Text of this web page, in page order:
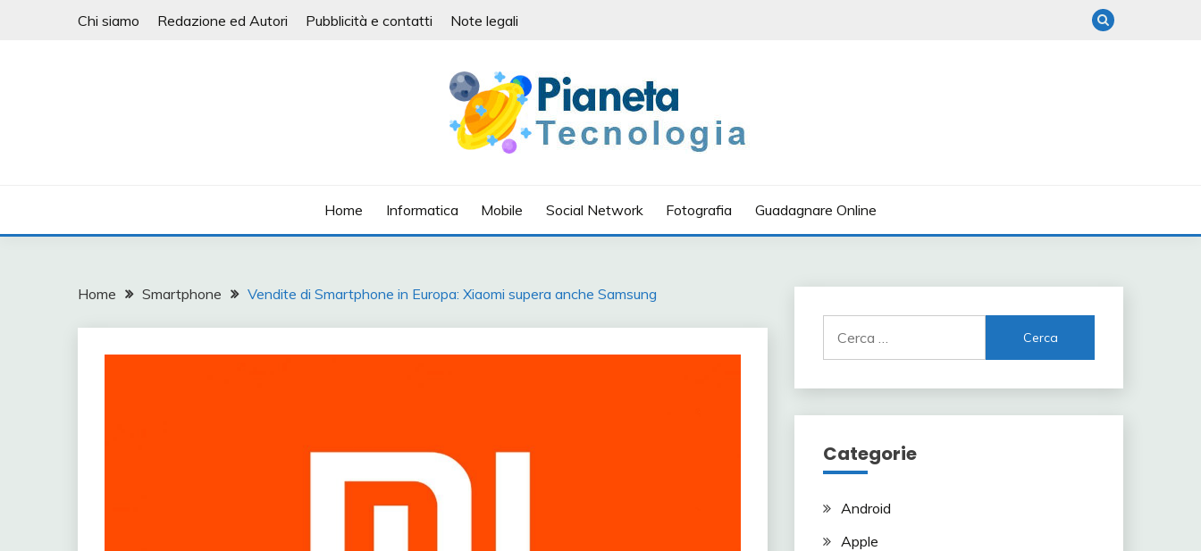
Chi siamo Redazione ed Autori Pubblicità e contatti Note legali
Home Informatica Mobile Social Network Fotografia Guadagnare Online
Home Smartphone Vendite di Smartphone in Europa: Xiaomi supera anche Samsung
per:
Categorie
Android
Apple